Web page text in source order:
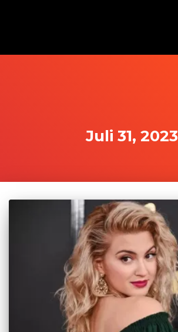
Juli 31, 2023